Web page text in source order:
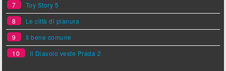
7
Toy Story 5
8
Le città di pianura
9
Il bene comune
10
Il Diavolo veste Prada 2